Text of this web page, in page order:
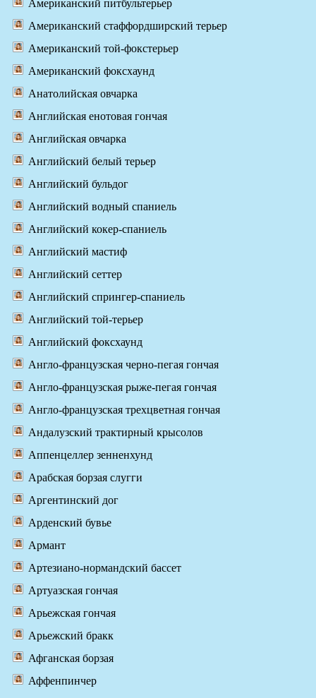
Американский питбультерьер
Американский стаффордширский терьер
Американский той-фокстерьер
Американский фоксхаунд
Анатолийская овчарка
Английская енотовая гончая
Английская овчарка
Английский белый терьер
Английский бульдог
Английский водный спаниель
Английский кокер-спаниель
Английский мастиф
Английский сеттер
Английский спрингер-спаниель
Английский той-терьер
Английский фоксхаунд
Англо-французская черно-пегая гончая
Англо-французская рыже-пегая гончая
Англо-французская трехцветная гончая
Андалузский трактирный крысолов
Аппенцеллер зенненхунд
Арабская борзая слугги
Аргентинский дог
Арденский бувье
Армант
Артезиано-нормандский бассет
Артуазская гончая
Арьежская гончая
Арьежский бракк
Афганская борзая
Аффенпинчер